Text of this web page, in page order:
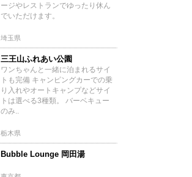
ージやレストランでゆったり休ん
でいただけます。
埼玉県
三王山ふれあい公園
ワンちゃんと一緒に泊まれるサイ
トも完備 キャンピングカーでの乗
り入れやオートキャンプなどサイ
トは選べる3種類。 バーベキュー
のみ..
栃木県
Bubble Lounge 岡田湯